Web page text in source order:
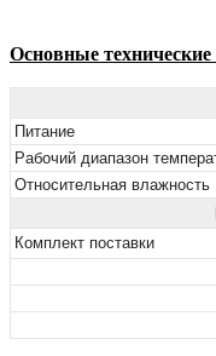
Основные технические
Питание
Рабочий диапазон
Относительная влажность
Комплект поставки